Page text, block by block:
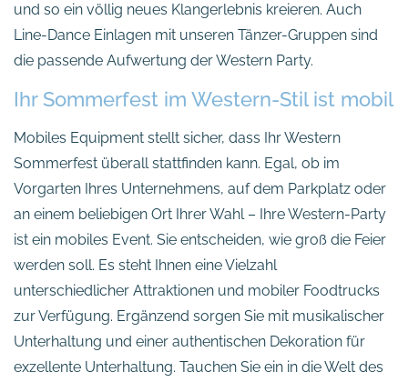
und so ein völlig neues Klangerlebnis kreieren. Auch
Line-Dance Einlagen mit unseren Tänzer-Gruppen sind
die passende Aufwertung der Western Party.
Ihr Sommerfest im Western-Stil ist mobil
Mobiles Equipment stellt sicher, dass Ihr Western
Sommerfest überall stattfinden kann. Egal, ob im
Vorgarten Ihres Unternehmens, auf dem Parkplatz oder
an einem beliebigen Ort Ihrer Wahl – Ihre Western-Party
ist ein mobiles Event. Sie entscheiden, wie groß die Feier
werden soll. Es steht Ihnen eine Vielzahl
unterschiedlicher Attraktionen und mobiler Foodtrucks
zur Verfügung. Ergänzend sorgen Sie mit musikalischer
Unterhaltung und einer authentischen Dekoration für
exzellente Unterhaltung. Tauchen Sie ein in die Welt des